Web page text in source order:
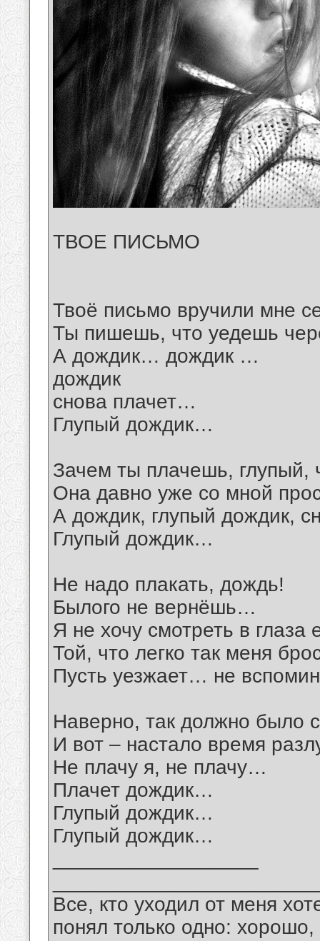
ТВОЕ ПИСЬМО
Твоё письмо вручили мне
Ты пишешь, что уедешь
А дождик… дождик …
дождик
снова плачет…
Глупый дождик…
Зачем ты плачешь, глупый,
Она давно уже со мной
А дождик, глупый дождик,
Глупый дождик…
Не надо плакать, дождь!
Былого не вернёшь…
Я не хочу смотреть в глаза
Той, что легко так меня
Пусть уезжает… не
Наверно, так должно было
И вот – настало время
Не плачу я, не плачу…
Плачет дождик…
Глупый дождик…
Глупый дождик…
Все, кто уходил от меня
понял только одно: